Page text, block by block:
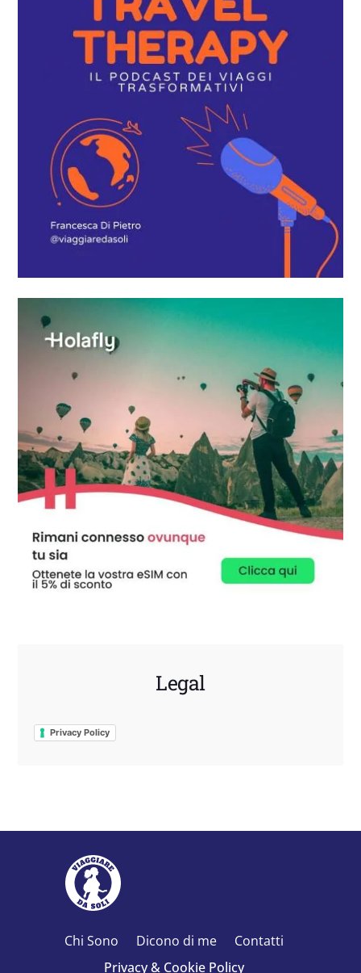
Legal
Privacy Policy
Chi Sono Dicono di me
Contatti
Privacy & Cookie Policy